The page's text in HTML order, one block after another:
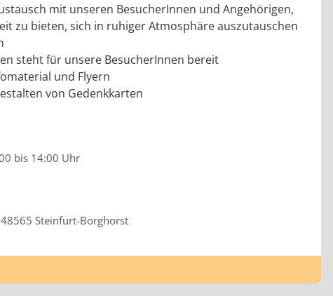
mit unseren BesucherInnen und Angehörigen,
zu bieten, sich in ruhiger Atmosphäre auszutauschen
steht für unsere BesucherInnen bereit
und Flyern
von Gedenkkarten
bis 14:00 Uhr
Steinfurt-Borghorst